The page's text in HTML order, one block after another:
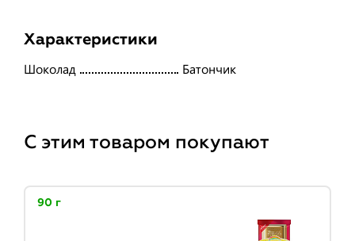
Характеристики
Шоколад Батончик
С этим товаром покупают
90 г